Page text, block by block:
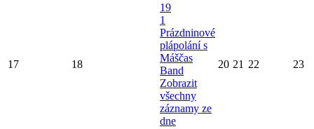
17 18
19
1
Prázdninové
plápolání s
Máščas
Band
Zobrazit
všechny
záznamy ze
dne
20 21 22 23